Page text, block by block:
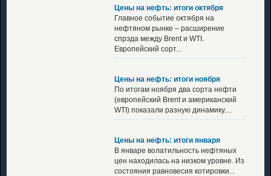
Цены на нефть: итоги октября
Главное событие октября на
нефтяном рынке – расширение
спрэда между Brent и WTI.
Европейский сорт...
Цены на нефть: итоги ноября
По итогам ноября два сорта нефти
(европейский Brent и американский
WTI) показали разную динамику....
Цены на нефть: итоги января
В январе волатильность нефтяных
цен находилась на низком уровне. Из
состояния равновесия котировки...